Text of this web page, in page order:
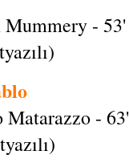
- 53'
- 63'